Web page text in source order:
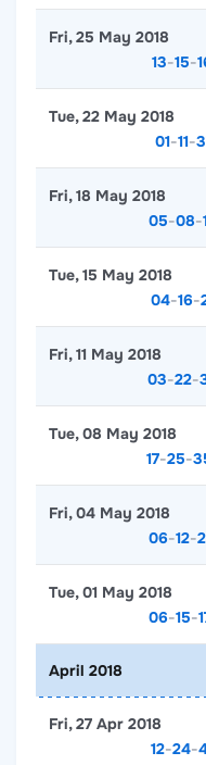
13-15-
Fri, 25 May 2018
01-11-
Tue, 22 May 2018
05-08-
Fri, 18 May 2018
04-16-
Tue, 15 May 2018
03-22-
Fri, 11 May 2018
17-25-
Tue, 08 May 2018
06-12-
Fri, 04 May 2018
06-15-
Tue, 01 May 2018
April 2018
12-24-
Fri, 27 Apr 2018